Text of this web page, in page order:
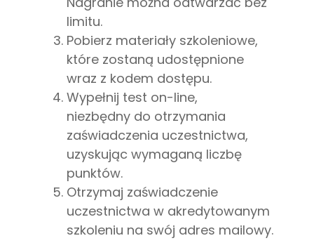
limitu.
Pobierz materiały szkoleniowe,
które zostaną udostępnione
wraz z kodem dostępu.
Wypełnij test on-line,
niezbędny do otrzymania
zaświadczenia uczestnictwa,
uzyskując wymaganą liczbę
punktów.
Otrzymaj zaświadczenie
uczestnictwa w akredytowanym
szkoleniu na swój adres mailowy.